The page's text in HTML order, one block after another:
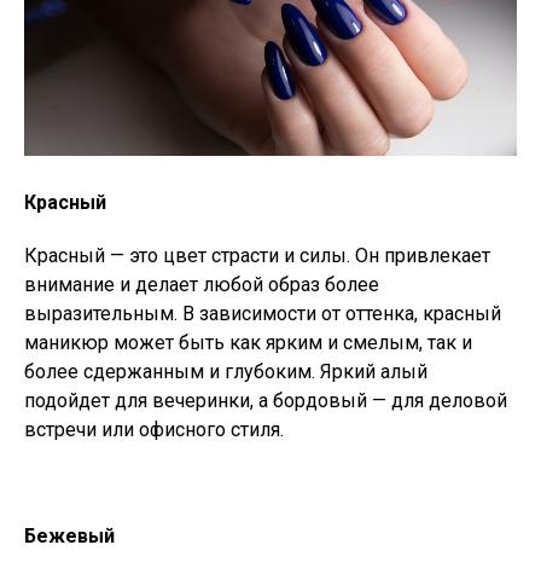
Красный
Красный — это цвет страсти и силы. Он привлекает
внимание и делает любой образ более
выразительным. В зависимости от оттенка, красный
маникюр может быть как ярким и смелым, так и
более сдержанным и глубоким. Яркий алый
подойдет для вечеринки, а бордовый — для деловой
встречи или офисного стиля.
Бежевый